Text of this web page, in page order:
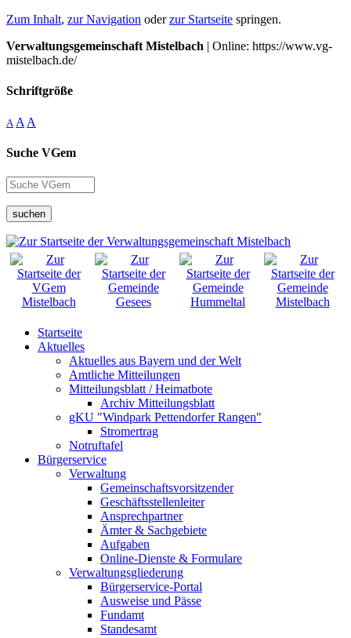
Zum Inhalt, zur Navigation oderzur Startseite springen.
Verwaltungsgemeinschaft Mistelbach | Online: https://www.vg-
mistelbach.de/
Schriftgröße
A A A
Suche VGem
suchen
Startseite
Aktuelles
Aktuelles aus Bayern und der Welt
Amtliche Mitteilungen
Mitteilungsblatt / Heimatbote
Archiv Mitteilungsblatt
gKU "Windpark Pettendorfer Rangen"
Stromertrag
Notruftafel
Bürgerservice
Verwaltung
Gemeinschaftsvorsitzender
Geschäftsstellenleiter
Ansprechpartner
Ämter & Sachgebiete
Aufgaben
Online-Dienste & Formulare
Verwaltungsgliederung
Bürgerservice-Portal
Ausweise und Pässe
Fundamt
Standesamt